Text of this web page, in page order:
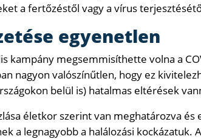
a fertőzéstől vagy a vírus
egyenetlen
kampány megsemmisíthette volna a
nagyon valószínűtlen, hogy ez
belül is) hatalmas eltérések
​​életkor szerint van meghatározva és
a legnagyobb a halálozási kockázatuk.